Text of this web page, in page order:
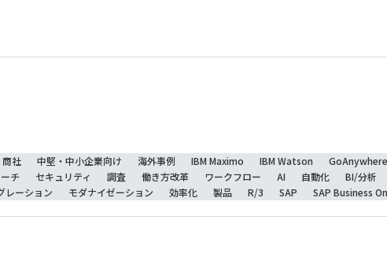
商社 中堅・中小企業向け 海外事例 IBM Maximo IBM Watson GoAnywhere
チ セキュリティ 調査 働き方改革 ワークフロー AI 自動化 BI/分析
レーション モダナイゼーション 効率化 製品 R/3 SAP SAP Business